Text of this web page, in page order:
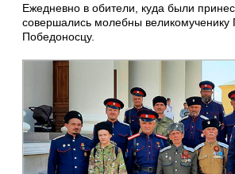
Ежедневно в обители, куда были
совершались молебны великомученику
Победоносцу.